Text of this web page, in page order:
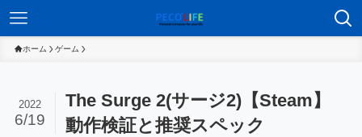
ホーム ゲーム
The Surge 2(サージ2)【Steam】
動作検証と推奨スペック
2022
6/19